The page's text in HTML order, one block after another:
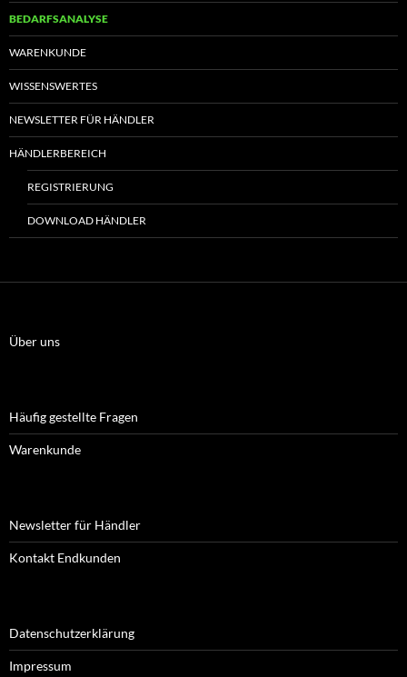
BEDARFSANALYSE
WARENKUNDE
WISSENSWERTES
NEWSLETTER FÜR HÄNDLER
HÄNDLERBEREICH
REGISTRIERUNG
DOWNLOAD HÄNDLER
Über uns
Häufig gestellte Fragen
Warenkunde
Newsletter für Händler
Kontakt Endkunden
Datenschutzerklärung
Impressum